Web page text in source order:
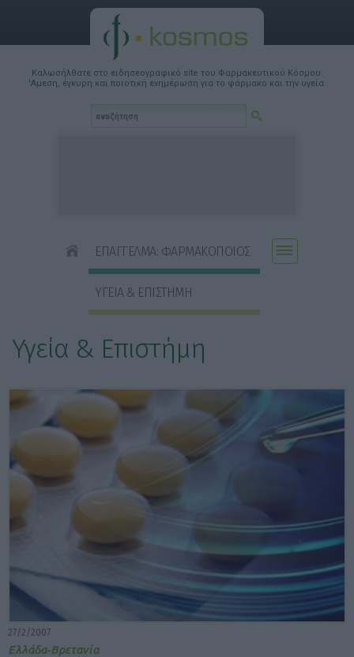
Καλωσήλθατε στο ειδησεογραφικό site του Φαρμακευτικού Κόσμου.
'Αμεση, έγκυρη και ποιοτική ενημέρωση για το φάρμακο και την υγεία.
ΕΠΑΓΓΕΛΜΑ: ΦΑΡΜΑΚΟΠΟΙΟΣ
ΥΓΕΙΑ & ΕΠΙΣΤΗΜΗ
Υγεία & ΕπιστήμηΕΠΙΛΟΓΕΣ ΕΜΦΑΝΙΣΗΣ ΑΡΘΡΩΝ:
27/2/2007
Ελλάδα-Βρετανία